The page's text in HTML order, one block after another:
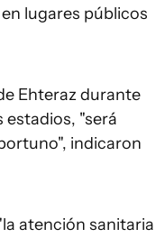
lugares públicos
Ehteraz durante
estadios, "será
indicaron
atención sanitaria